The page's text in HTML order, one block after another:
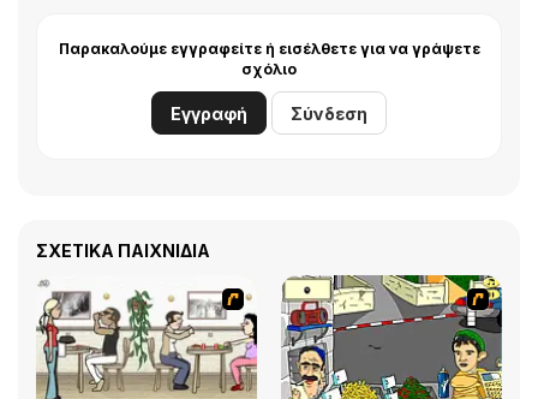
Παρακαλούμε εγγραφείτε ή εισέλθετε για να γράψετε
σχόλιο
Εγγραφή Σύνδεση
ΣΧΕΤΙΚΆ ΠΑΙΧΝΊΔΙΑ